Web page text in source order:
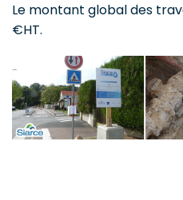
Le montant global des
€HT.